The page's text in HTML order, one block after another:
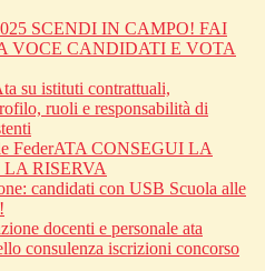
SCENDI IN CAMPO! FAI
VOCE CANDIDATI E VOTA
su istituti contrattuali,
ruoli e responsabilità di
FederATA CONSEGUI LA
RISERVA
candidati con USB Scuola alle
docenti e personale ata
consulenza iscrizioni concorso